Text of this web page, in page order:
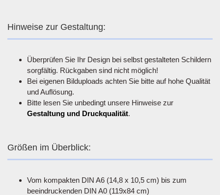
Hinweise zur Gestaltung:
Überprüfen Sie Ihr Design bei selbst gestalteten Schildern
sorgfältig. Rückgaben sind nicht möglich!
Bei eigenen Bilduploads achten Sie bitte auf hohe Qualität
und Auflösung.
Bitte lesen Sie unbedingt unsere Hinweise zur
Gestaltung und Druckqualität.
Größen im Überblick:
Vom kompakten DIN A6 (14,8 x 10,5 cm) bis zum
beeindruckenden DIN A0 (119x84 cm)